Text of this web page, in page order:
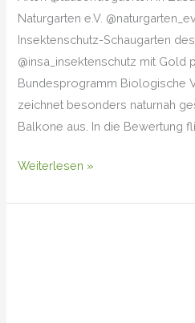
Naturgarten e.V.
Insektenschutz-Schaugarten
@insa_insektenschutz mit Gold
Bundesprogramm Biologische
zeichnet besonders naturnah
Balkone aus. In die Bewertung
Weiterlesen »